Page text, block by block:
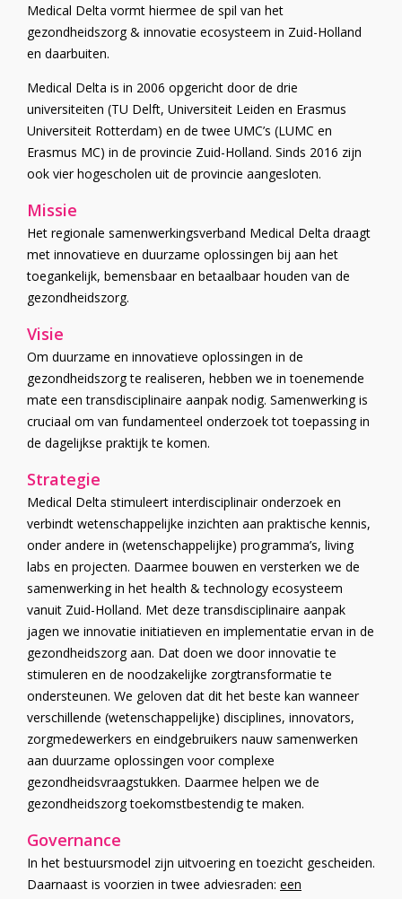
Medical Delta vormt hiermee de spil van het
gezondheidszorg & innovatie ecosysteem in Zuid-Holland
en daarbuiten.
Medical Delta is in 2006 opgericht door de drie
universiteiten (TU Delft, Universiteit Leiden en Erasmus
Universiteit Rotterdam) en de twee UMC’s (LUMC en
Erasmus MC) in de provincie Zuid-Holland. Sinds 2016 zijn
ook vier hogescholen uit de provincie aangesloten.
Missie
Het regionale samenwerkingsverband Medical Delta draagt
met innovatieve en duurzame oplossingen bij aan het
toegankelijk, bemensbaar en betaalbaar houden van de
gezondheidszorg.
Visie
Om duurzame en innovatieve oplossingen in de
gezondheidszorg te realiseren, hebben we in toenemende
mate een transdisciplinaire aanpak nodig. Samenwerking is
cruciaal om van fundamenteel onderzoek tot toepassing in
de dagelijkse praktijk te komen.
Strategie
Medical Delta stimuleert interdisciplinair onderzoek en
verbindt wetenschappelijke inzichten aan praktische kennis,
onder andere in (wetenschappelijke) programma’s, living
labs en projecten. Daarmee bouwen en versterken we de
samenwerking in het health & technology ecosysteem
vanuit Zuid-Holland. Met deze transdisciplinaire aanpak
jagen we innovatie initiatieven en implementatie ervan in de
gezondheidszorg aan. Dat doen we door innovatie te
stimuleren en de noodzakelijke zorgtransformatie te
ondersteunen. We geloven dat dit het beste kan wanneer
verschillende (wetenschappelijke) disciplines, innovators,
zorgmedewerkers en eindgebruikers nauw samenwerken
aan duurzame oplossingen voor complexe
gezondheidsvraagstukken. Daarmee helpen we de
gezondheidszorg toekomstbestendig te maken.
Governance
In het bestuursmodel zijn uitvoering en toezicht gescheiden.
Daarnaast is voorzien in twee adviesraden: een